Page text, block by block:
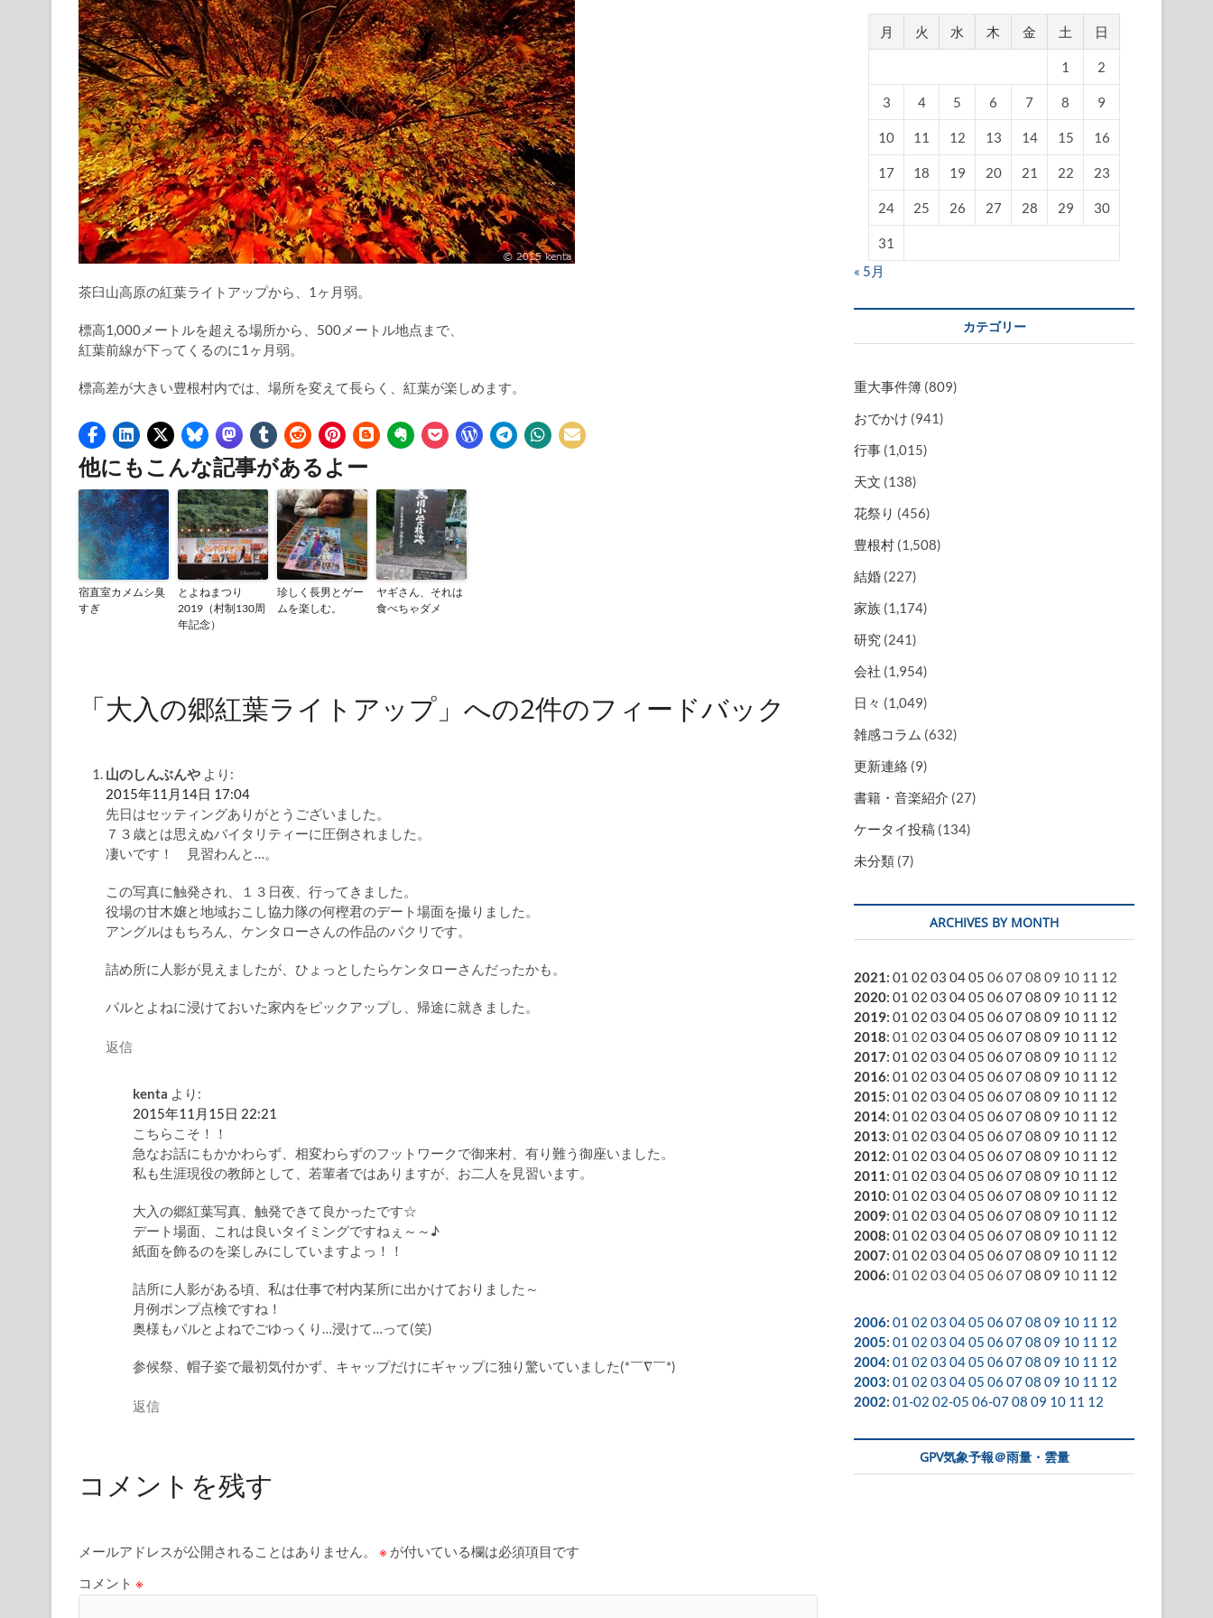
茶臼山高原の紅葉ライトアップから、1ヶ月弱。
標高1,000メートルを超える場所から、500メートル地点まで、
紅葉前線が下ってくるのに1ヶ月弱。
標高差が大きい豊根村内では、場所を変えて長らく、紅葉が楽しめます。
他にもこんな記事があるよー
宿直室カメムシ臭
すぎ
とよねまつり
2019（村制130周
年記念）
珍しく長男とゲー
ムを楽しむ。
ヤギさん、それは
食べちゃダメ
「大入の郷紅葉ライトアップ」への2件のフィードバック
山のしんぶんや より:
2015年11月14日 17:04
先日はセッティングありがとうございました。
７３歳とは思えぬバイタリティーに圧倒されました。
凄いです！ 見習わんと…。
この写真に触発され、１３日夜、行ってきました。
役場の甘木嬢と地域おこし協力隊の何樫君のデート場面を撮りました。
アングルはもちろん、ケンタローさんの作品のパクリです。
詰め所に人影が見えましたが、ひょっとしたらケンタローさんだったかも。
パルとよねに浸けておいた家内をピックアップし、帰途に就きました。
返信
kenta より:
2015年11月15日 22:21
こちらこそ！！
急なお話にもかかわらず、相変わらずのフットワークで御来村、有り難う御座いました。
私も生涯現役の教師として、若輩者ではありますが、お二人を見習います。
大入の郷紅葉写真、触発できて良かったです☆
デート場面、これは良いタイミングですねぇ～～♪
紙面を飾るのを楽しみにしていますよっ！！
詰所に人影がある頃、私は仕事で村内某所に出かけておりました～
月例ポンプ点検ですね！
奥様もパルとよねでごゆっくり…浸けて…って(笑)
参候祭、帽子姿で最初気付かず、キャップだけにギャップに独り驚いていました(*￣∇￣*)
返信
コメントを残す
メールアドレスが公開されることはありません。 ※ が付いている欄は必須項目です
コメント ※
月 火 水 木 金 土 日
1 2
3 4 5 6 7 8 9
10 11 12 13 14 15 16
17 18 19 20 21 22 23
24 25 26 27 28 29 30
31
« 5月
カテゴリー
重大事件簿 (809)
おでかけ (941)
行事 (1,015)
天文 (138)
花祭り (456)
豊根村 (1,508)
結婚 (227)
家族 (1,174)
研究 (241)
会社 (1,954)
日々 (1,049)
雑感コラム (632)
更新連絡 (9)
書籍・音楽紹介 (27)
ケータイ投稿 (134)
未分類 (7)
ARCHIVES BY MONTH
2021: 01 02 03 0405 06 07 08 09 10 11 12
2020: 01 02 03 0405 06 07 08 09 10 11 12
2019: 01 02 03 0405 06 07 08 09 10 11 12
2018: 01 02 03 0405 06 07 08 09 10 11 12
2017: 01 02 03 0405 06 07 08 09 10 11 12
2016: 01 02 03 0405 06 07 08 09 10 11 12
2015: 01 02 03 0405 06 07 08 09 10 11 12
2014: 01 02 03 0405 06 07 08 09 10 11 12
2013: 01 02 03 0405 06 07 08 09 10 11 12
2012: 01 02 03 0405 06 07 08 09 10 11 12
2011: 01 02 03 0405 06 07 08 09 10 11 12
2010: 01 02 03 0405 06 07 08 09 10 11 12
2009: 01 02 03 0405 06 07 08 09 10 11 12
2008: 01 02 03 0405 06 07 08 09 10 11 12
2007: 01 02 03 0405 06 07 08 09 10 11 12
2006: 01 02 03 0405 06 07 08 09 10 11 12
2006: 01 02 03 0405 06 0708 09 10 11 12
2005: 01 02 03 0405 06 0708 09 10 11 12
2004: 01 02 03 0405 06 0708 09 10 11 12
2003: 01 02 03 0405 06 0708 09 10 11 12
2002: 01-02 02-05 06-0708 09 10 11 12
GPV気象予報＠雨量・雲量